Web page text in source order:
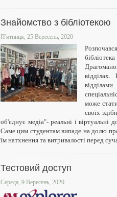
Знайомство з бібліотекою
П'ятниця, 25 Вересень, 2020
може
своїх
об'єднує медіа"- реальні і віртуальні
Саме цим студентам випаде на долю
їм натхнення та витривалості перед
Тестовий доступ
Середа, 9 Вересень, 2020